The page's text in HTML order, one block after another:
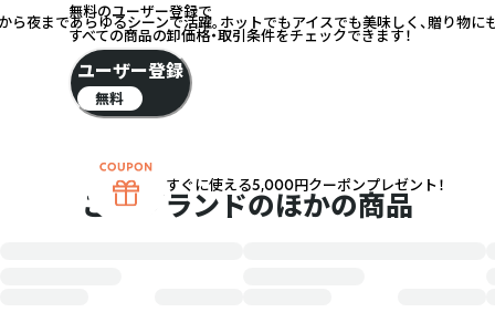
ら夜まであらゆるシーンで活躍。ホットでもアイスでも美味しく、贈り物に
このブランドのほかの商品
無料のユーザー登録で
すべての商品の卸価格・取引条件をチェックできます！
ユーザー登録
無料
すぐに使える5,000円クーポンプレゼント！